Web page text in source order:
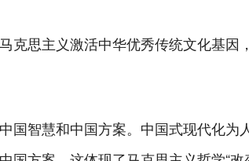
思主义激活中华优秀传统文化基因
国智慧和中国方案。中国式现代化为